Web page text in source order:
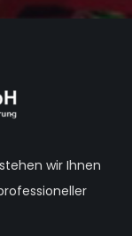
wir Ihnen